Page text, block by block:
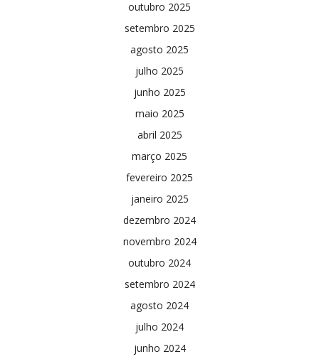
outubro 2025
setembro 2025
agosto 2025
julho 2025
junho 2025
maio 2025
abril 2025
março 2025
fevereiro 2025
janeiro 2025
dezembro 2024
novembro 2024
outubro 2024
setembro 2024
agosto 2024
julho 2024
junho 2024